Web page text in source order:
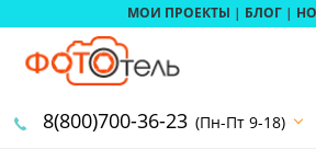
МОИ ПРОЕКТЫ | БЛОГ |
8(800)700-36-23 (Пн-Пт 9-18)